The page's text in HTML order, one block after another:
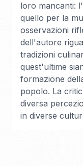
loro mancanti:
quello per la
osservazioni
dell'autore
tradizioni
quest'ultime
formazione
popolo. La
diversa
in diverse